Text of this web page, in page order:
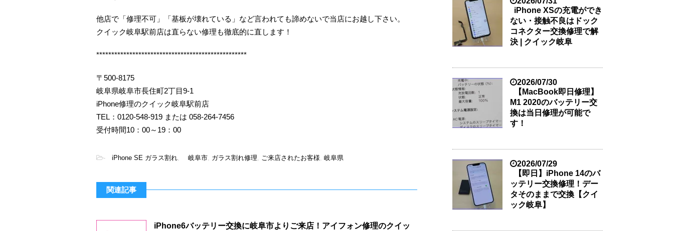
他店で「修理不可」「基板が壊れている」など言われても諦めないで当店にお越し下さい。
クイック岐阜駅前店は直らない修理も徹底的に直します！
**************************************************
〒500-8175
岐阜県岐阜市長住町2丁目9-1
iPhone修理のクイック岐阜駅前店
TEL：0120-548-919 または 058-264-7456
受付時間10：00～19：00
- iPhone SE ガラス割れ, 岐阜市, ガラス割れ修理, ご来店されたお客様, 岐阜県
関連記事
iPhone6バッテリー交換に岐阜市よりご来店！アイフォン修理のクイッ
iPhone XSの充電ができ
ない・接触不良はドック
コネクター交換修理で解
決 | クイック岐阜
2026/07/30
【MacBook即日修理】
M1 2020のバッテリー交
換は当日修理が可能で
す！
2026/07/29
【即日】iPhone 14のバ
ッテリー交換修理！デー
タそのままで交換【クイ
ック岐阜】